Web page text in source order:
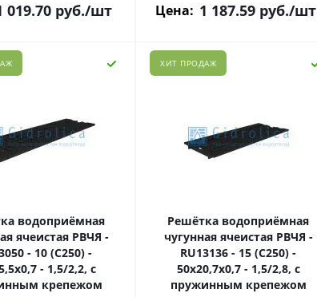
019.70руб./шт Цена: 1 187.59руб./шт
водоприёмная
ячеистая РВЧЯ -
- 10 (C250) -
- 1,5/2,2, с
крепежом
ХИТ ПРОДАЖ
Решётка водоприёмная
чугунная ячеистая РВЧЯ -
RU13136 - 15 (C250) -
50х20,7х0,7 - 1,5/2,8, с
пружинным крепежом